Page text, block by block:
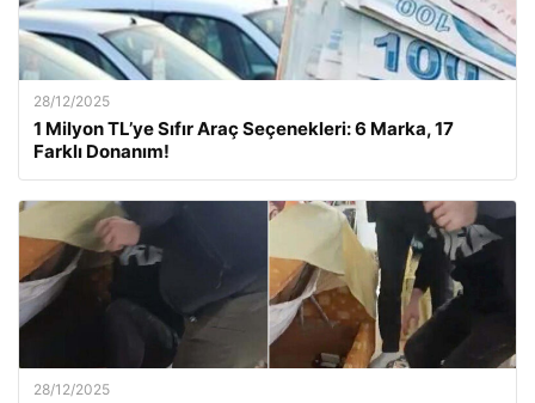
28/12/2025
1 Milyon TL’ye Sıfır Araç Seçenekleri: 6 Marka, 17
Farklı Donanım!
28/12/2025